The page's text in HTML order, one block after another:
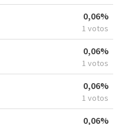
0,06%
1 votos
0,06%
1 votos
0,06%
1 votos
0,06%